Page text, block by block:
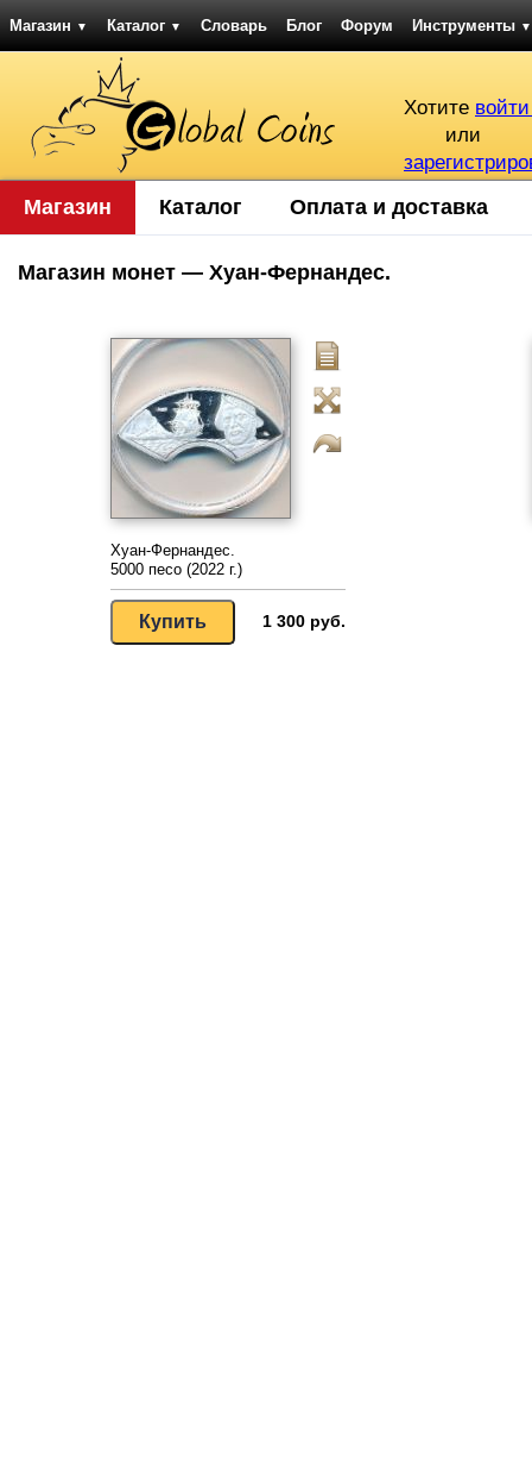
Магазин ▼ Каталог ▼ Словарь Блог Форум Инструменты ▼
Хотите
или
Магазин Каталог Оплата и доставка
Магазин монет — Хуан-Фернандес.
Хуан-Фернандес.
5000 песо (2022 г.)
1 300 руб.